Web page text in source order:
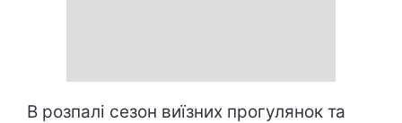
В розпалі сезон виїзних прогулянок та